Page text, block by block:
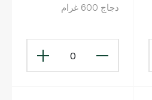
دجاج 600 غرام
0